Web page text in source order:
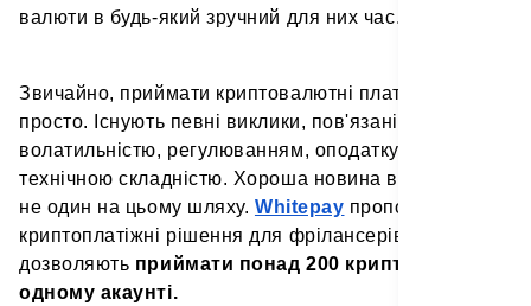
валюти в будь-який зручний для них час.
Звичайно, приймати криптовалютні платежі не так
просто. Існують певні виклики, пов'язані з
волатильністю, регулюванням, оподаткуванням та
технічною складністю. Хороша новина в тому, що ти
не один на цьому шляху. Whitepay пропонує зручні
криптоплатіжні рішення для фрілансерів, що
дозволяють приймати понад 200 криптовалют в
одному акаунті.